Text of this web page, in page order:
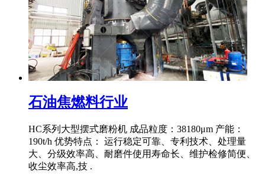
石油焦燃料行业
HC系列大型摆式磨粉机 成品粒度：38180μm 产能：
190t/h 优势特点： 运行稳定可靠、专利技术、处理量
大、分级效率高、耐磨件使用寿命长、维护检修简便、
收尘效率高,技 .